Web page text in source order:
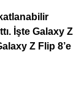
İşte Galaxy Z
Z Flip 8’e